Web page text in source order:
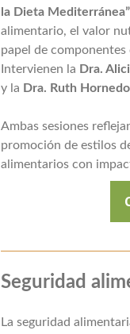
la Dieta Mediterránea”
alimentario, el valor
papel de
Intervienen la Dra.
y la Dra. Ruth
Ambas sesiones
promoción de estilos
alimentarios con
Seguridad
La seguridad